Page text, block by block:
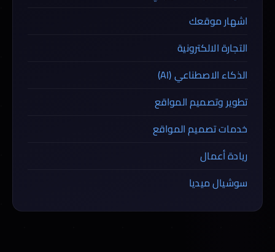
اشهار موقعك
التجارة الالكترونية
الذكاء الاصطناعي (AI)
تطوير وتصميم المواقع
خدمات تصميم المواقع
ريادة أعمال
سوشيال ميديا